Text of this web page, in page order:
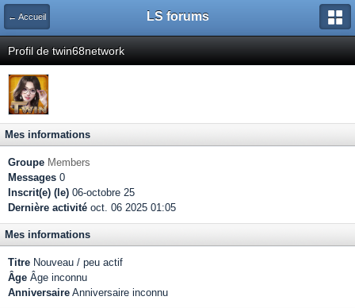
← Accueil LS forums
Profil de twin68network
Mes informations
Groupe Members
Messages 0
Inscrit(e) (le) 06-octobre 25
Dernière activité oct. 06 2025 01:05
Mes informations
Titre Nouveau / peu actif
Âge Âge inconnu
Anniversaire Anniversaire inconnu